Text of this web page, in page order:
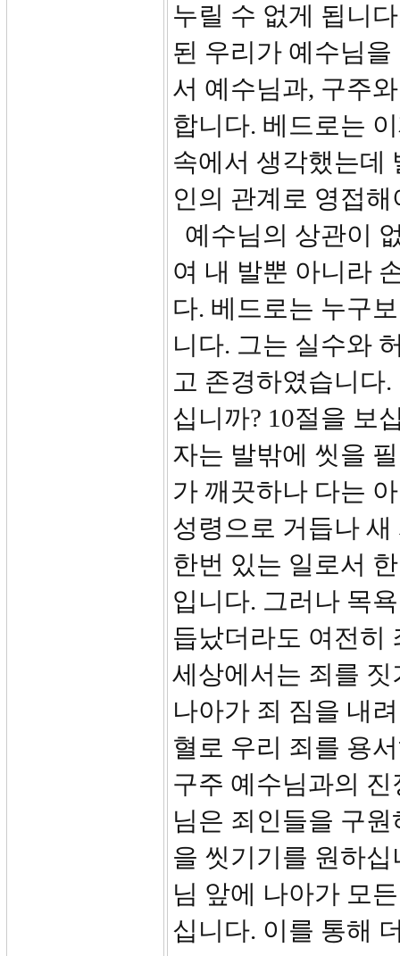
누릴 수 없게 됩니
된 우리가 예수님
서 예수님과, 구주
합니다. 베드로는
속에서 생각했는데
인의 관계로 영접
예수님의 상관이
여 내 발뿐 아니라
다. 베드로는 누구
니다. 그는 실수와
고 존경하였습니다
십니까? 10절을 보
자는 발밖에 씻을
가 깨끗하나 다는
성령으로 거듭나
한번 있는 일로서
입니다. 그러나 목
듭났더라도 여전히
세상에서는 죄를
나아가 죄 짐을 내
혈로 우리 죄를 용
구주 예수님과의
님은 죄인들을 구
을 씻기기를 원하
님 앞에 나아가 모
십니다. 이를 통해